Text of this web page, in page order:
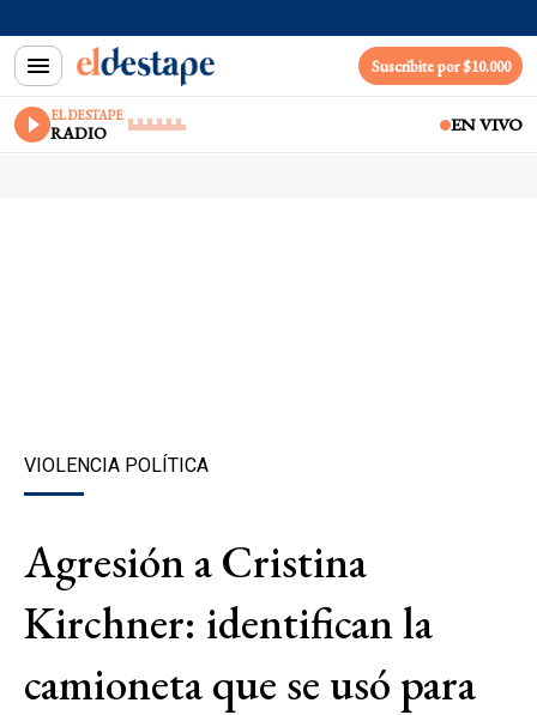
Suscribite por $10.000
EL DESTAPE
RADIO EN VIVO
VIOLENCIA POLÍTICA
Agresión a Cristina
Kirchner: identifican la
camioneta que se usó para